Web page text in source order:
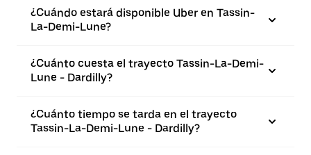
¿Cuándo estará disponible Uber en Tassin-
La-Demi-Lune?
¿Cuánto cuesta el trayecto Tassin-La-Demi-
Lune - Dardilly?
¿Cuánto tiempo se tarda en el trayecto
Tassin-La-Demi-Lune - Dardilly?